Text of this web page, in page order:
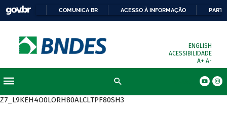
COMUNICA BR ACESSO À INFORMAÇÃO
ENGLISH
ACESSIBILIDADE
A+ A-
Z7_L9KEH4O0LORH80ALCLTPF80SH3